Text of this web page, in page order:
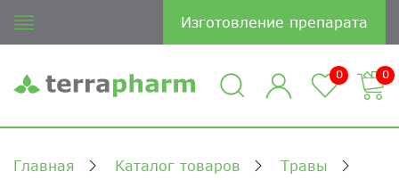
Изготовление препарата
0 0
Главная Каталог товаров Травы